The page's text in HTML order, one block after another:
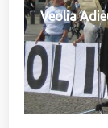
Veolia